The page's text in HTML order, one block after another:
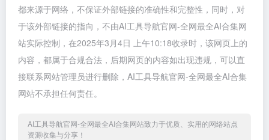
都来源于网络，不保证外部链接的准确性和完整性，同时，对
于该外部链接的指向，不由AI工具导航官网-全网最全AI合集网
站实际控制，在2025年3月4日 上午10:18收录时，该网页上的
内容，都属于合规合法，后期网页的内容如出现违规，可以直
接联系网站管理员进行删除，AI工具导航官网-全网最全AI合集
网站不承担任何责任。
AI工具导航官网-全网最全AI合集网站致力于优质、实用的网络站点
资源收集与分享！